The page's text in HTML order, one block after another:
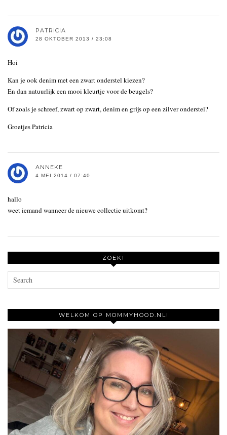
PATRICIA
28 OKTOBER 2013 / 23:08
Hoi
Kan je ook denim met een zwart onderstel kiezen?
En dan natuurlijk een mooi kleurtje voor de beugels?
Of zoals je schreef, zwart op zwart, denim en grijs op een zilver onderstel?
Groetjes Patricia
ANNEKE
4 MEI 2014 / 07:40
hallo
weet iemand wanneer de nieuwe collectie uitkomt?
ZOEK!
WELKOM OP MOMMYHOOD.NL!